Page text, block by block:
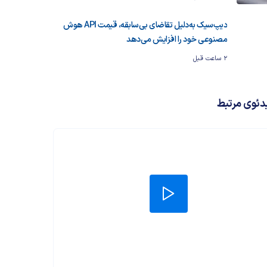
دیپ‌سیک به‌دلیل تقاضای بی‌سابقه، قیمت API هوش
مصنوعی خود را افزایش می‌دهد
2 ساعت قبل
مرتبط